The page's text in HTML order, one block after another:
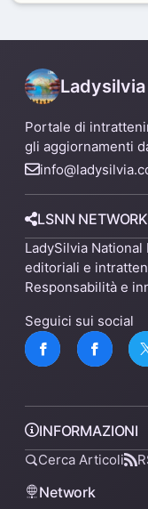
capannone per
Ladysilvia
Portale di
gli aggiornamenti
LSNN NETWORK
LadySilvia
editoriali e
Responsabilità e
Seguici sui social
INFORMAZIONI
Cerca Articoli
Network